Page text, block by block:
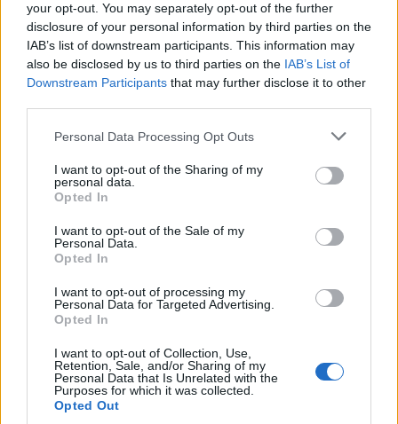
your opt-out. You may separately opt-out of the further
disclosure of your personal information by third parties on the
IAB’s list of downstream participants. This information may
also be disclosed by us to third parties on the IAB’s List of
Downstream Participants that may further disclose it to other
Please note that this website/app uses one or more Google
not limited to your visit or usage behaviour. You may click to
grant or deny consent to Google and its third-party tags to
use your data for below specified purposes in below Google
consent section.
Personal Data Processing Opt Outs
I want to opt-out of the Sharing of my
personal data.
Opted In
I want to opt-out of the Sale of my
Personal Data.
Opted In
I want to opt-out of processing my
Personal Data for Targeted Advertising.
Opted In
I want to opt-out of Collection, Use,
Retention, Sale, and/or Sharing of my
Personal Data that Is Unrelated with the
Purposes for which it was collected.
Opted Out
θεραπεύονται χρόνιες στρεβλώσεις σ’ αυτό το
πεδίο και ενισχύεται ο καλώς εννοούμενος
ανταγωνισμός στην αγορά εργασίας. Πρέπει να μας
εξηγήσουν όσοι αντιτίθενται στον νέο νόμο γιατί
θεωρούν ότι είναι προς το συμφέρον των
εργαζομένων να έχουν μια δεύτερη αδήλωτη και
ασφαλισμένης απασχόλησης, όπως διασφαλίζεται
πλέον ρητά. Διότι ουσιαστικά αυτό υποστηρίζουν.
Η σταθερή και μόνιμη
αντιμετώπιση της ακρίβειας, γιατί γνωρίζω πολύ
καλά ότι το σούπερ μάρκετ είναι πολύ ακριβό και
αποτελεί βραχνά για τα ελληνικά νοικοκυριά. Τα
βοηθήματα και τα επιδόματα ασφαλώς είναι μια
ανάσα για τους ευάλωτους συμπολίτες, ωστόσο